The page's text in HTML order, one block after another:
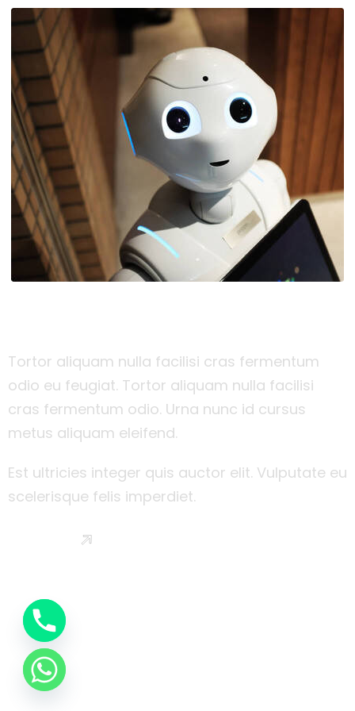
Tortor aliquam nulla facilisi cras fermentum
odio eu feugiat. Tortor aliquam nulla facilisi
cras fermentum odio. Urna nunc id cursus
metus aliquam eleifend.
Est ultricies integer quis auctor elit. Vulputate eu
scelerisque felis imperdiet.